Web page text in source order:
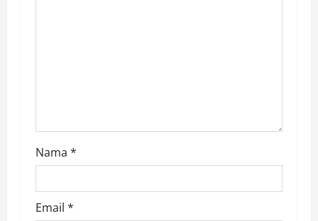
Nama *
Email *